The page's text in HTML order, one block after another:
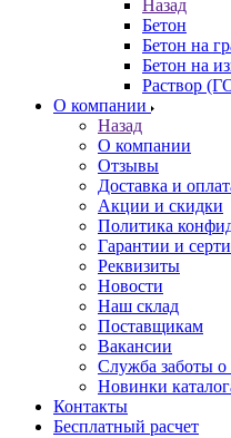
Назад
Бетон
Бетон на
Бетон на
Раствор
О компании
Назад
О компании
Отзывы
Доставка и
Акции и скидки
Политика
Гарантии и
Реквизиты
Новости
Наш склад
Поставщикам
Вакансии
Служба заботы о
Новинки
Контакты
Бесплатный расчет